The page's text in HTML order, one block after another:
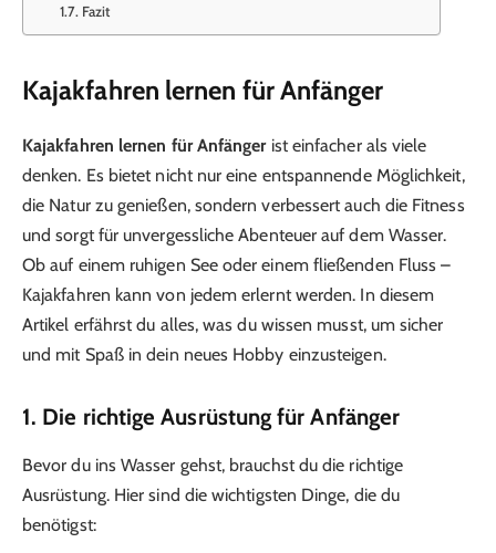
Fazit
Kajakfahren lernen für Anfänger
Kajakfahren lernen für Anfängerist einfacher als viele
denken. Es bietet nicht nur eine entspannende Möglichkeit,
die Natur zu genießen, sondern verbessert auch die Fitness
und sorgt für unvergessliche Abenteuer auf dem Wasser.
Ob auf einem ruhigen See oder einem fließenden Fluss –
Kajakfahren kann von jedem erlernt werden. In diesem
Artikel erfährst du alles, was du wissen musst, um sicher
und mit Spaß in dein neues Hobby einzusteigen.
1. Die richtige Ausrüstung für Anfänger
Bevor du ins Wasser gehst, brauchst du die richtige
Ausrüstung. Hier sind die wichtigsten Dinge, die du
benötigst: